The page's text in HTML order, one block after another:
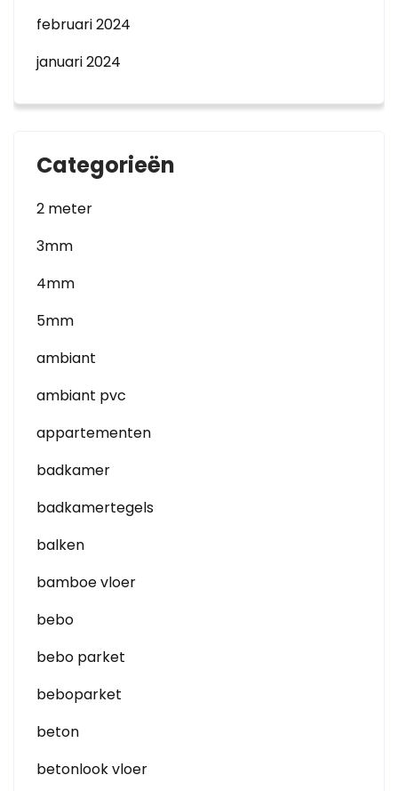
februari 2024
januari 2024
Categorieën
2 meter
3mm
4mm
5mm
ambiant
ambiant pvc
appartementen
badkamer
badkamertegels
balken
bamboe vloer
bebo
bebo parket
beboparket
beton
betonlook vloer